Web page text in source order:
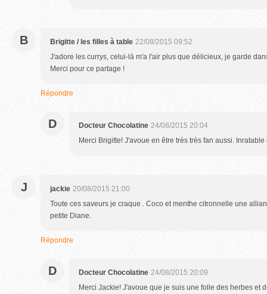
B Brigitte / les filles à table 22/08/2015 09:52
J'adore les currys, celui-là m'a l'air plus que délicieux, je garde
Merci pour ce partage !
Répondre
D Docteur Chocolatine 24/08/2015 20:04
Merci Brigitte! J'avoue en être très très fan aussi.
J jackie 20/08/2015 21:00
Toute ces saveurs je craque . Coco et menthe citronnelle une
petite Diane.
Répondre
D Docteur Chocolatine 24/08/2015 20:09
Merci Jackie! J'avoue que je suis une folle des herbes et